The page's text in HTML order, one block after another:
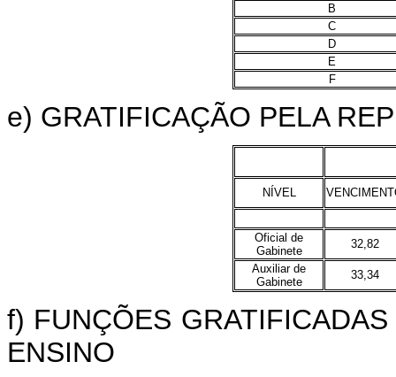
B
C
D
E
F
e) GRATIFICAÇÃO PELA
NÍVEL
Oficial de
Gabinete
32,82
Auxiliar de
Gabinete
33,34
f) FUNÇÕES
ENSINO